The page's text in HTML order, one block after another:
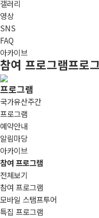
갤러리
영상
SNS
FAQ
아카이브
참여 프로그램프로
프로그램
국가유산주간
프로그램
예약안내
알림마당
아카이브
참여 프로그램
전체보기
참여 프로그램
모바일 스탬프투어
특집 프로그램